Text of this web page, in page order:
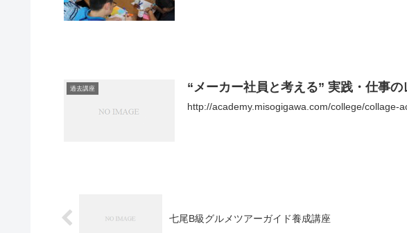
過去講座 “メーカー社員と考える” 実践・仕事
http://academy.misogigawa.com/college/collage-
七尾B級グルメツアーガイド養成講座